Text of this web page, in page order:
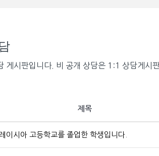
게시판입니다. 비 공개 상담은 1:1 상담게시
제목
이시아 고등학교를 졸업한 학생입니다.